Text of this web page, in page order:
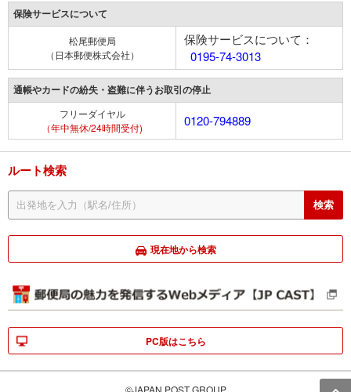
保険サービスについて
松尾郵便局
（日本郵便株式会社）
保険サービスについて：
0195-74-3013
通帳やカードの紛失・盗難に伴うお取引の停止
フリーダイヤル
（年中無休/24時間受付)
0120-794889
ルート検索
現在地から検索
PC版はこちら